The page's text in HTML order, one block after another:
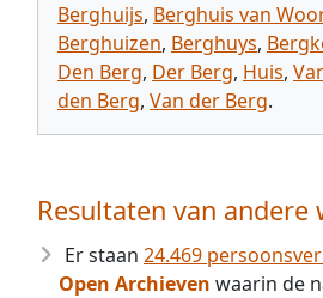
Berghuijs, Berghuis van
Berghuizen, Berghuys,
Den Berg, Der Berg, Huis,
den Berg, Van der Berg.
Resultaten van andere
Er staan 24.469
Open Archieven waarin de